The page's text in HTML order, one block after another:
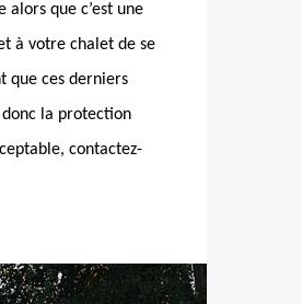
que c’est une
à votre chalet de se
que ces derniers
la protection
contactez-